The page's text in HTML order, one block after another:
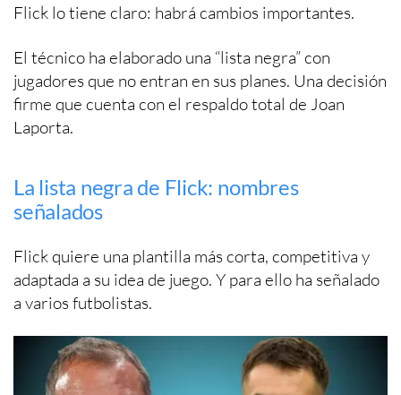
Flick lo tiene claro: habrá cambios importantes.
El técnico ha elaborado una “lista negra” con
jugadores que no entran en sus planes. Una decisión
firme que cuenta con el respaldo total de Joan
Laporta.
La lista negra de Flick: nombres
señalados
Flick quiere una plantilla más corta, competitiva y
adaptada a su idea de juego. Y para ello ha señalado
a varios futbolistas.